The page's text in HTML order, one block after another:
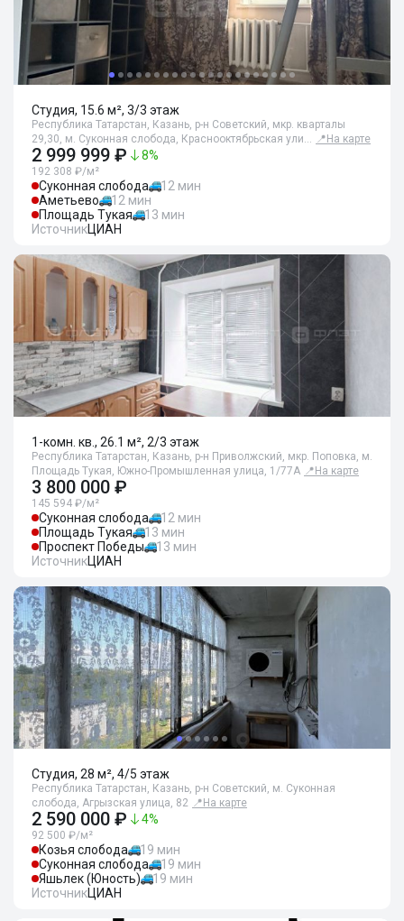
Студия, 15.6 м², 3/3 этаж
Республика Татарстан, Казань, р-н Советский, мкр. кварталы
29,30, м. Суконная слобода, Краснооктябрьская ули… 📍 На карте
2 999 999 ₽ 8%
192 308 ₽/м²
Суконная слобода
12 мин
Аметьево
12 мин
Площадь Тукая
13 мин
ИсточникЦИАН
1-комн. кв., 26.1 м², 2/3 этаж
Республика Татарстан, Казань, р-н Приволжский, мкр. Поповка, м.
Площадь Тукая, Южно-Промышленная улица, 1/77А 📍 На карте
3 800 000 ₽
145 594 ₽/м²
Суконная слобода
12 мин
Площадь Тукая
13 мин
Проспект Победы
13 мин
ИсточникЦИАН
Студия, 28 м², 4/5 этаж
Республика Татарстан, Казань, р-н Советский, м. Суконная
слобода, Агрызская улица, 82 📍 На карте
2 590 000 ₽ 4%
92 500 ₽/м²
Козья слобода
19 мин
Суконная слобода
19 мин
Яшьлек (Юность)
19 мин
ИсточникЦИАН